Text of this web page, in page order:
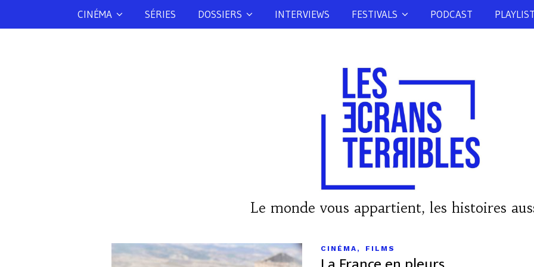
CINÉMA SÉRIES DOSSIERS INTERVIEWS FESTIVALS PODCAST
Le monde vous appartient, les histoires
CINÉMA , FILMS